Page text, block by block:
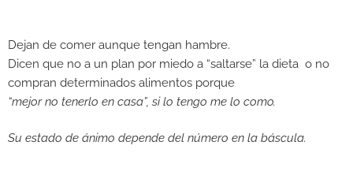
Dejan de comer aunque tengan hambre.
Dicen que no a un plan por miedo a “saltarse” la dieta o no
compran determinados alimentos porque
“mejor no tenerlo en casa”, si lo tengo me lo como.
Su estado de ánimo depende del número en la báscula.